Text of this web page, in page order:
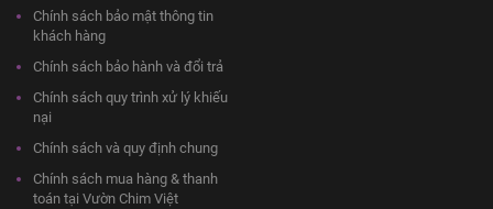
Chính sách bảo mật thông tin
khách hàng
Chính sách bảo hành và đổi trả
Chính sách quy trình xử lý khiếu
nại
Chính sách và quy định chung
Chính sách mua hàng & thanh
toán tại Vườn Chim Việt